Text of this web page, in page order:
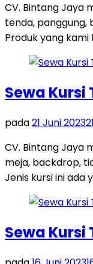
CV. Bintang Jaya
tenda, panggung,
Produk yang kami
Sewa
pada21 Juni 2023
CV. Bintang Jaya
meja, backdrop,
Jenis kursi ini ada
Sewa